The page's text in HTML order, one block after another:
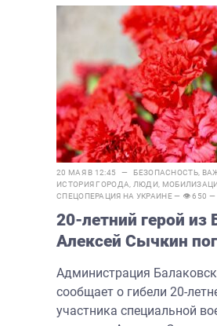
20 МАЯ В 12:45 — БЕЗОПАСНОСТЬ,
ИСТОРИЯ ГОРОДА
ЛЮДИ
СПЕЦОПЕРАЦИЯ НА УКРАИНЕ— 👁 650 —
20-летний герой из
Алексей Сычкин
Администрация
сообщает о гибели 20-
участника специальной